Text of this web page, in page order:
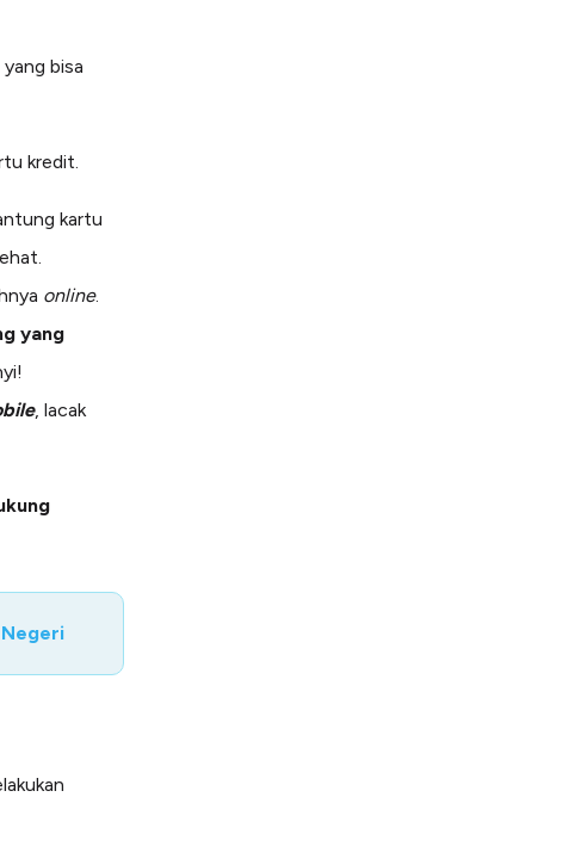
bisa
kredit.
kartu
online.
yang
, lacak
Negeri